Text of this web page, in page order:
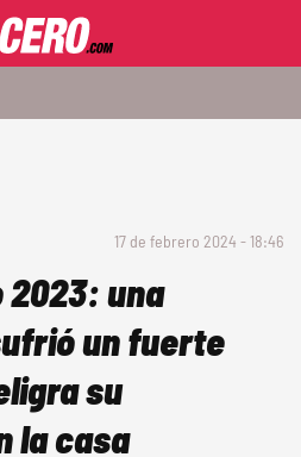
17 de febrero 2024 - 18:46
2023: una
un fuerte
su
la casa